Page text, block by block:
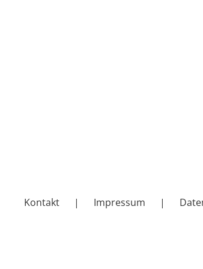
Kontakt Impressum